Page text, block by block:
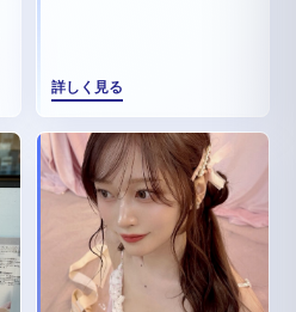
詳しく見る